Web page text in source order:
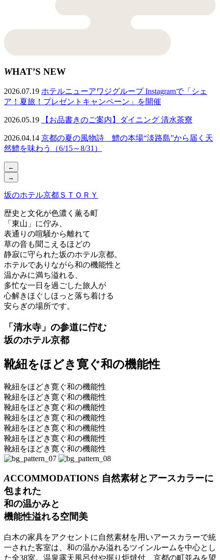
WHAT’S NEW
2026.07.19 ホテルニューアワジグループ Instagramで「シェ
ア！夏旅！プレゼントキャンペーン」を開催
2026.05.19 【お品書きのご案内】ダイニング 清水茶寮
2026.04.14 京都の夏の風物詩 鱧の本場“淡路島”から届く天
然鱧を味わう（6/15～8/31）
←
→
坂のホテル京都ＳＴＯＲＹ
歴史と文化が色濃く薫る町
「東山」に佇み、
表通りの喧騒から離れて
草の音も聞こえるほどの
静寂に守られた坂のホテル京都。
ホテルでありながら和の機能性と
温かみに満ち溢れる、
多忙な一日を過ごした旅人が
心解きほぐしほっと落ち着ける
安らぎの場所です。
「清水寺 」 の参道に佇む
坂のホテル京都
靴紐をほどき寛ぐ和の機能性
靴紐をほどき寛ぐ和の機能性
靴紐をほどき寛ぐ和の機能性
靴紐をほどき寛ぐ和の機能性
靴紐をほどき寛ぐ和の機能性
靴紐をほどき寛ぐ和の機能性
靴紐をほどき寛ぐ和の機能性
靴紐をほどき寛ぐ和の機能性
ACCOMMODATIONS 自然素材とアースカラーに
包まれた
和の温かみと
機能性溢れる空間美
白木の家具をアクセントに自然素材を用いアースカラーで統
一された客室は、和の温かみ溢れるツインルームを中心とし
た全38室。温泉露天風呂付や掘り炬燵付、京都の町並みを望